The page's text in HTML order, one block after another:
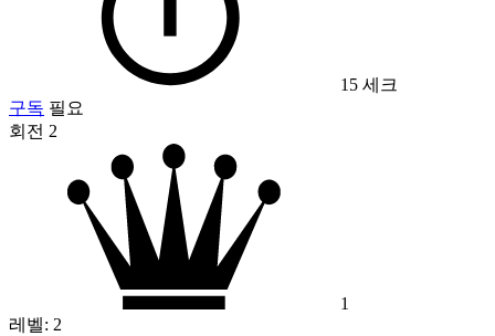
15 세크
구독 필요
회전 2
1
레벨: 2